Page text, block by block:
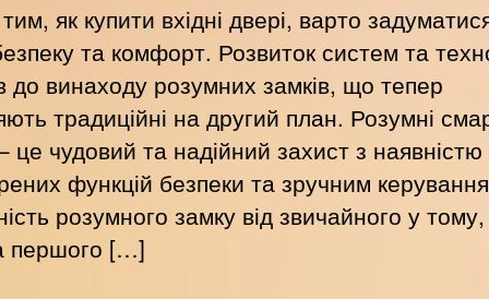
як купити вхідні двері, варто
та комфорт. Розвиток систем та
до винаходу розумних замків, що тепер
традиційні на другий план. Розумні
це чудовий та надійний захист з наявністю
функцій безпеки та зручним
розумного замку від звичайного у
першого […]